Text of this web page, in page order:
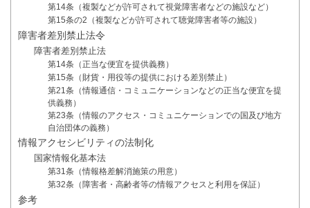
第14条（複製などが許可されて視覚障害者などの施設など）
第15条の2（複製などが許可されて聴覚障害者等の施設）
障害者差別禁止法令
障害者差別禁止法
第14条（正当な便宜を提供義務）
第15条（財貨・用役等の提供における差別禁止）
第21条（情報通信・コミュニケーションなどの正当な便宜を提
供義務）
第23条（情報のアクセス・コミュニケーションでの国及び地方
自治団体の義務）
情報アクセシビリティの法制化
国家情報化基本法
第31条（情報格差解消施策の用意）
第32条（障害者・高齢者等の情報アクセスと利用を保証）
参考